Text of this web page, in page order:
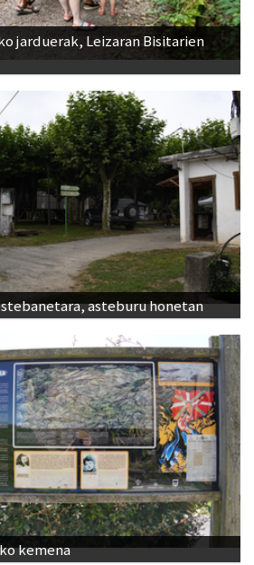
jarduerak, Leizaran Bisitarien
asteburu honetan
kemena